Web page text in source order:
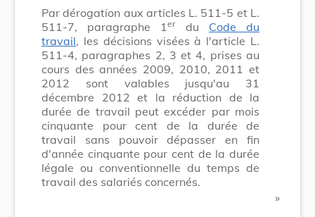
Par dérogation aux articles L. 511-5 et L.
511-7, paragraphe 1erdu Code du
travail, les décisions visées à l'article L.
511-4, paragraphes 2, 3 et 4, prises au
cours des années 2009, 2010, 2011 et
2012 sont valables jusqu'au 31
décembre 2012 et la réduction de la
durée de travail peut excéder par mois
cinquante pour cent de la durée de
travail sans pouvoir dépasser en fin
d'année cinquante pour cent de la durée
légale ou conventionnelle du temps de
travail des salariés concernés.
​ »